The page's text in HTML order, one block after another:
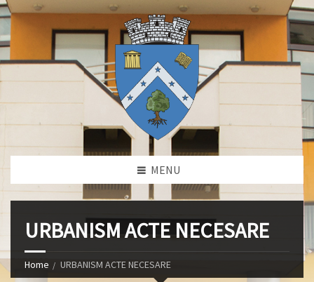
MENU
URBANISM ACTE NECESARE
Home URBANISM ACTE NECESARE